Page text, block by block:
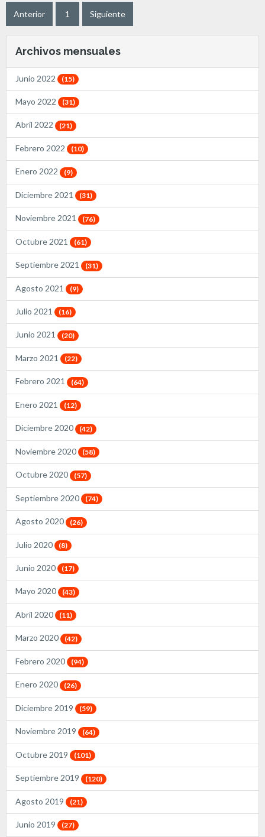
Anterior 1 Siguiente
Archivos mensuales
Junio 2022 (15)
Mayo 2022 (31)
Abril 2022 (21)
Febrero 2022 (10)
Enero 2022 (9)
Diciembre 2021 (31)
Noviembre 2021 (76)
Octubre 2021 (61)
Septiembre 2021 (31)
Agosto 2021 (9)
Julio 2021 (16)
Junio 2021 (20)
Marzo 2021 (22)
Febrero 2021 (64)
Enero 2021 (12)
Diciembre 2020 (42)
Noviembre 2020 (58)
Octubre 2020 (57)
Septiembre 2020 (74)
Agosto 2020 (26)
Julio 2020 (8)
Junio 2020 (17)
Mayo 2020 (43)
Abril 2020 (11)
Marzo 2020 (42)
Febrero 2020 (94)
Enero 2020 (26)
Diciembre 2019 (59)
Noviembre 2019 (64)
Octubre 2019 (101)
Septiembre 2019 (120)
Agosto 2019 (21)
Junio 2019 (27)